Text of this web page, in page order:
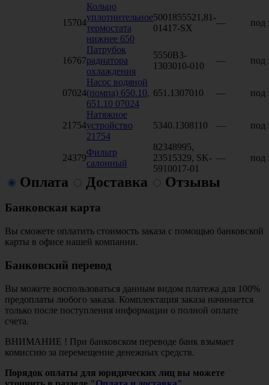
15704
Кольцо
уплотнительное
термостата
нижнее 650
5001855521,81-
01417-SX
— под
16767
Патрубок
радиатора
охлаждения
5550В3-
1303010-010
— под
07024
Насос водяной
(помпа) 650.10,
651.10 07024
651.1307010 — под
21754
Натяжное
устройство
21754
5340.1308110 — под
24379
Фильтр
салонный
82348995,
23515329, SK-
5910017-01
— под
Оплата Доставка Отзывы
Банковская карта
Вы сможете оплатить стоимость заказа с помощью банковской
карты в офисе нашей компании.
Банковский перевод
Вы можете воспользоваться данным видом платежа для 100%
предоплаты любого заказа. Комплектация заказа начинается
только после поступления информации о полной оплате
счета.
ВНИМАНИЕ ! При банковском переводе банк взымает
комиссию за перемещение денежных средств.
Порядок оплаты для юридических лиц вы можете